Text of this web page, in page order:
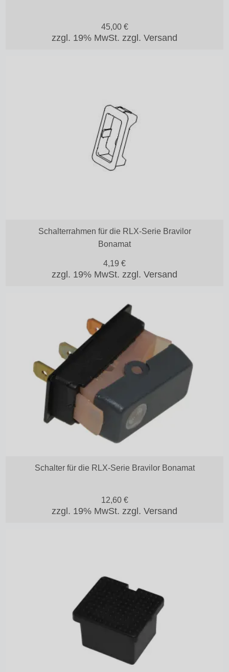
zzgl. 19% MwSt. zzgl. Versand
45,00€
Schalterrahmen für die RLX-Serie Bravilor
Bonamat
zzgl. 19% MwSt. zzgl. Versand
4,19 €
Schalter für die RLX-Serie Bravilor Bonamat
zzgl. 19% MwSt. zzgl. Versand
12,60€